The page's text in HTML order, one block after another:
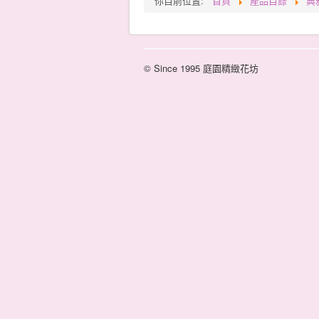
© Since 1995 庭園精緻花坊